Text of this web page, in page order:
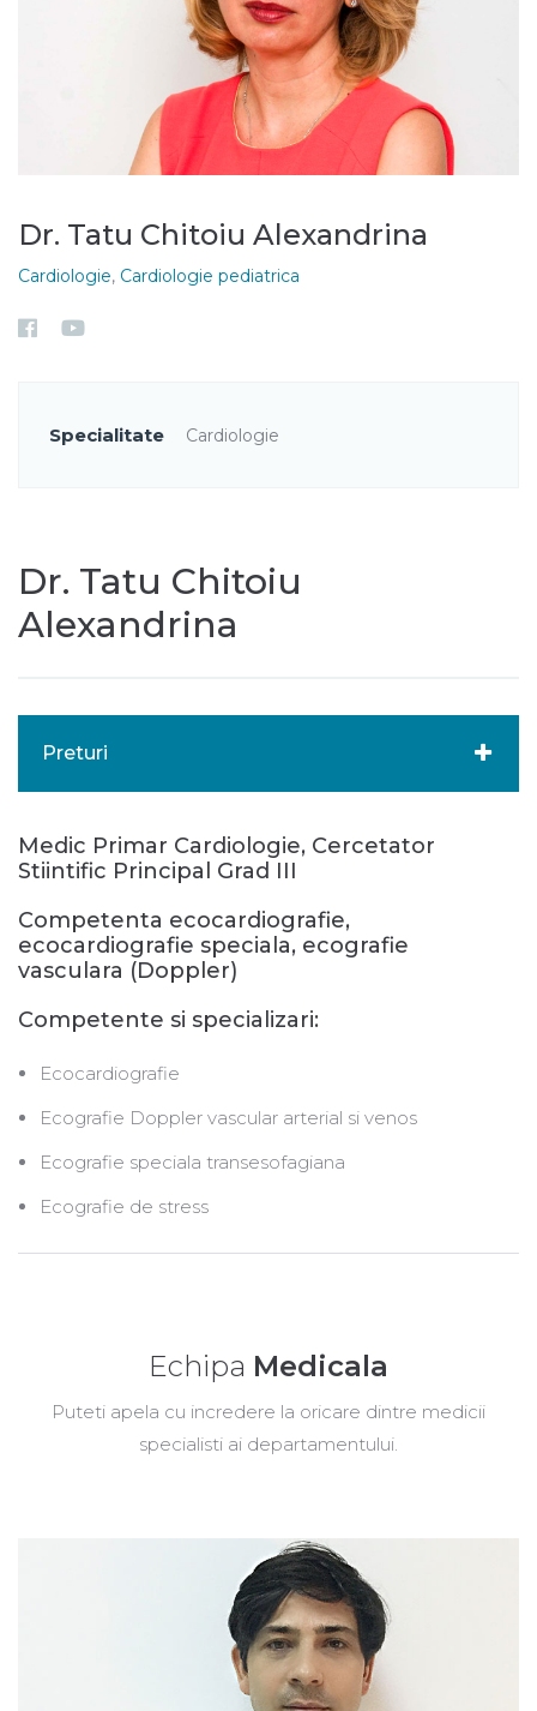
Dr. Tatu Chitoiu Alexandrina
Cardiologie, Cardiologie pediatrica
Specialitate Cardiologie
Dr. Tatu Chitoiu
Alexandrina
Preturi
Medic Primar Cardiologie, Cercetator
Stiintific Principal Grad III
Competenta ecocardiografie,
ecocardiografie speciala, ecografie
vasculara (Doppler)
Competente si specializari:
Ecocardiografie
Ecografie Doppler vascular arterial si venos
Ecografie speciala transesofagiana
Ecografie de stress
Echipa Medicala
Puteti apela cu incredere la oricare dintre medicii
specialisti ai departamentului.